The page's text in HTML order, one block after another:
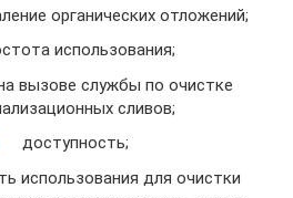
органических отложений;
использования;
вызове службы по очистке
сливов;
доступность;
использования для очистки